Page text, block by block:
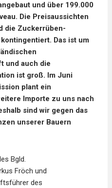
und über 199.000
Die Preisaussichten
die Zuckerrüben-
Das ist um
und auch die
ist groß. Im Juni
plant ein
Importe zu uns nach
sind wir gegen das
unserer Bauern
Bgld.
Fröch und
des